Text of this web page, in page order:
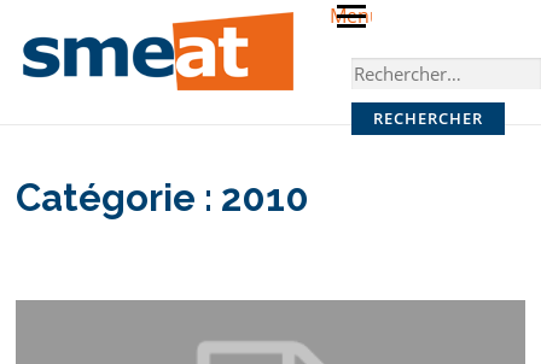
content
Menu
Catégorie : 2010
Rechercher :